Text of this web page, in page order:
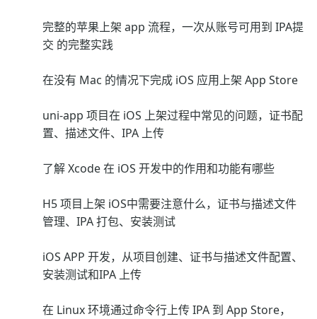
完整的苹果上架 app 流程，一次从账号可用到 IPA提
交 的完整实践
在没有 Mac 的情况下完成 iOS 应用上架 App Store
uni-app 项目在 iOS 上架过程中常见的问题，证书配
置、描述文件、IPA 上传
了解 Xcode 在 iOS 开发中的作用和功能有哪些
H5 项目上架 iOS中需要注意什么，证书与描述文件
管理、IPA 打包、安装测试
iOS APP 开发，从项目创建、证书与描述文件配置、
安装测试和IPA 上传
在 Linux 环境通过命令行上传 IPA 到 App Store，